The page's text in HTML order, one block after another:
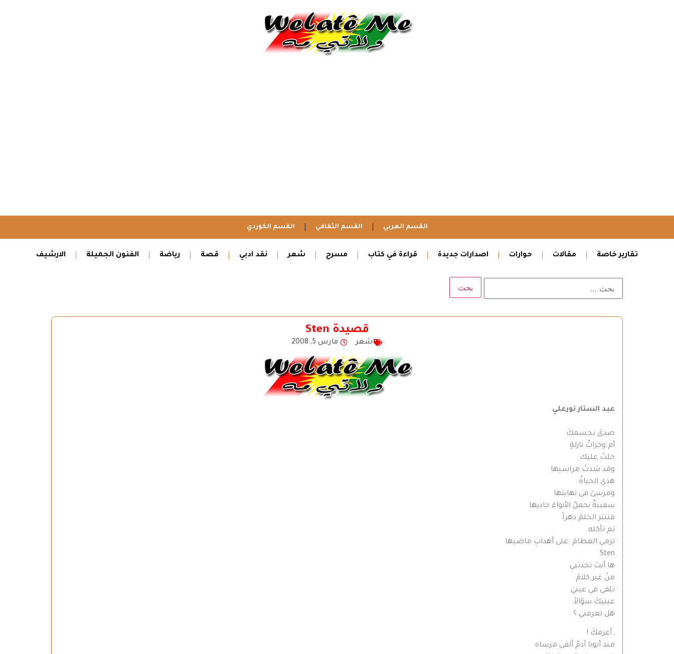
القسم العربي القسم الثقافي القسم الكوردي
تقارير خاصة مقالات حوارات اصدارات جديدة قراءة في كتاب مسرح شعر نقد ادبي قصة رياضة الفنون الجميلة الارشيف
قصيدة Sten
شعر مارس 5, 2008
عبد الستار نورعلي
صدىً بجسمكَ
أم وخزاتُ نازلةٍ
حلتْ عليك
وقد شدتْ مراسيها
هذي الحياةُ
ومرسىً في نهايتها
سفينةٌ يحملُ الأنواءَ حاديها
فتنثر الحلمَ دهراً
ثم تأكله
ترمي العظامَ على أهدابِ ماضيها
Sten
ها أنتَ تحدثني
منْ غير كلامْ
تلقي في عينيَ
عينيكَ سؤالاً:
هل تعرفني ؟
ـ أعرفكَ !
منذ أبونا آدمُ ألقى مرساه